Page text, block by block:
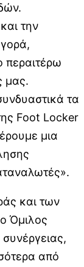
την
περαιτέρω
μας.
τα
Foot Locker
μια
και των
Όμιλος
από